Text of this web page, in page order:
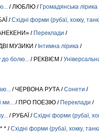
/ ЛЮБЛЮ / Громадянська лірика
/Східні форми (рубаї, хокку,
/ Переклади /
МУЗИКИ / Інтимна лірика /
болю... / РЕКВІЄМ /
/ ЧЕРВОНА РУТА /Сонети /
/ ПРО ПОЕЗІЮ / Переклади /
/ РУБАЇ /Східні форми (рубаї,
* /Східні форми (рубаї, хокку,